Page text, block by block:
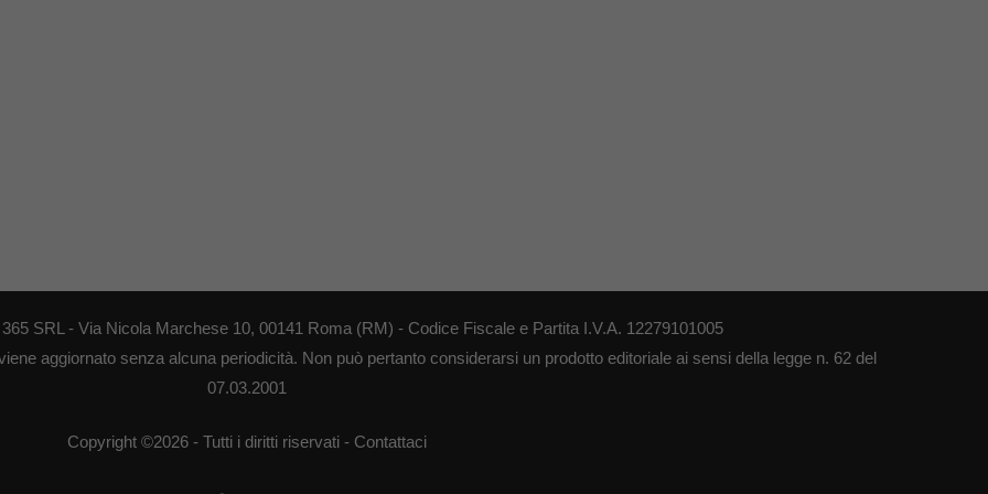
SRL - Via Nicola Marchese 10, 00141 Roma (RM) - Codice Fiscale e Partita I.V.A. 12279101005
aggiornato senza alcuna periodicità. Non può pertanto considerarsi un prodotto editoriale ai sensi della legge n. 62 del
07.03.2001
Copyright ©2026 - Tutti i diritti riservati - Contattaci